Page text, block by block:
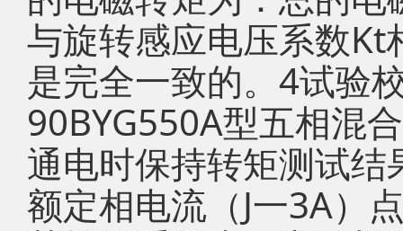
与旋转感应电压系数
是完全一致的。4试验
90BYG550A型五相混
通电时保持转矩测试
额定相电流（J一3A）